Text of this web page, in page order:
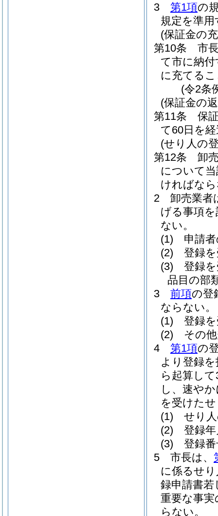
3
第1項の
規定を準用
(保証金の
第10条
市
て市に納
に充てる
(令2条
(保証金の
第11条
保
て60日を
(せり人の
第12条
卸
について
ければな
2
卸売業者
げる事項
ない。
(1)
申請
(2)
登録
(3)
登録
品目の部
3
前項の登
ならない。
(1)
登録
(2)
その
4
第1項の
より登録
ら起算し
し、速や
を受けた
(1)
せり
(2)
登録
(3)
登録
5
市長は、
に係るせ
録申請書
重要な事
らない。